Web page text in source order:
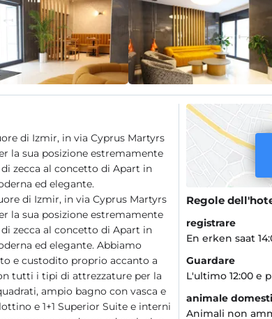
di Izmir, in via Cyprus Martyrs
la sua posizione estremamente
zecca al concetto di Apart in
ed elegante.
di Izmir, in via Cyprus Martyrs
la sua posizione estremamente
zecca al concetto di Apart in
ed elegante. Abbiamo
e custodito proprio accanto a
tutti i tipi di attrezzature per la
ampio bagno con vasca e
e 1+1 Superior Suite e interni
Regole
registrare
En erken saat
Guardare
L'ultimo 12:00 e
animale
Animali non